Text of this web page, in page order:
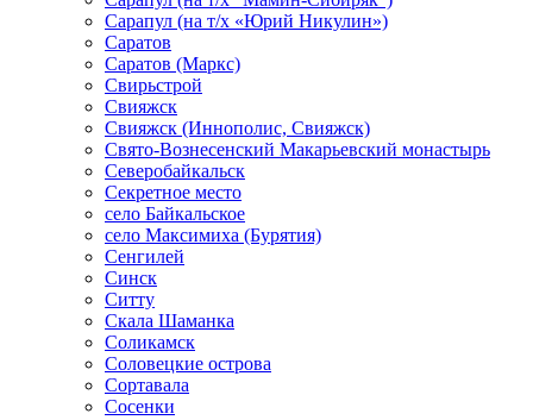
Сарапул (на т/х «Юрий Никулин»)
Саратов
Саратов (Маркс)
Свирьстрой
Свияжск
Свияжск (Иннополис, Свияжск)
Свято-Вознесенский Макарьевский монастырь
Северобайкальск
Секретное место
село Байкальское
село Максимиха (Бурятия)
Сенгилей
Синск
Ситту
Скала Шаманка
Соликамск
Соловецкие острова
Сортавала
Сосенки